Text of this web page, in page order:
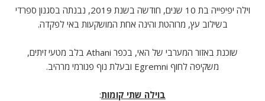
וילה יפיפייה בת 10 שנים, חודשה בשנת 2019, נבנתה בסגנון ספרדי
בשילוב עץ, מרוהטת והינה אחת המושקעות באי לפקדה.
שוכנת באזור המערבי של האי, בכפר Athani בלב מטעי זיתים,
משקיפה לחוף Egremni ובעלת נוף פנורמי מרהיב.
בוילה שתי קומות: